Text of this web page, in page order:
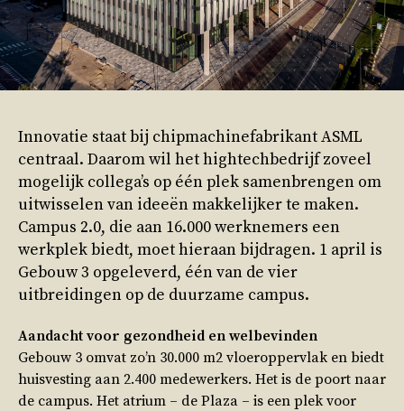
Innovatie staat bij chipmachinefabrikant ASML
centraal. Daarom wil het hightechbedrijf zoveel
mogelijk collega’s op één plek samenbrengen om
uitwisselen van ideeën makkelijker te maken.
Campus 2.0, die aan 16.000 werknemers een
werkplek biedt, moet hieraan bijdragen. 1 april is
Gebouw 3 opgeleverd, één van de vier
uitbreidingen op de duurzame campus.
Aandacht voor gezondheid en welbevinden
Gebouw 3 omvat zo’n 30.000 m2 vloeroppervlak en biedt
huisvesting aan 2.400 medewerkers. Het is de poort naar
de campus. Het atrium – de Plaza – is een plek voor